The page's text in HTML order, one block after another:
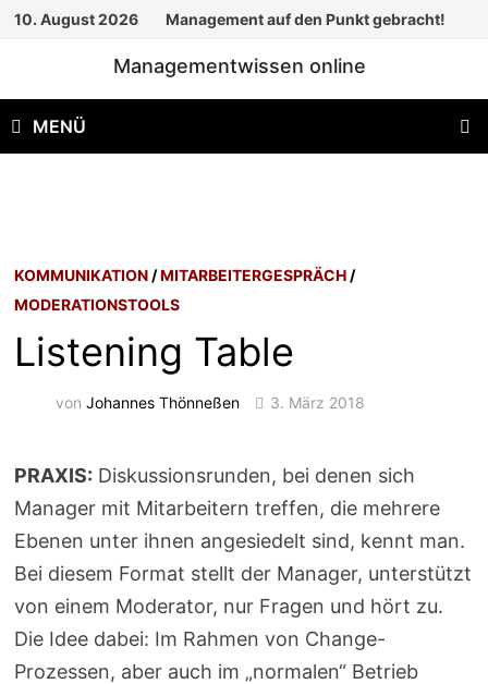
Zum10. August 2026 Management auf den Punkt gebracht!
Managementwissen online
MENÜ
KOMMUNIKATION /MITARBEITERGESPRÄCH /
MODERATIONSTOOLS
Listening Table
vonJohannes Thönneßen 3. März 2018
PRAXIS: Diskussionsrunden, bei denen sich
Manager mit Mitarbeitern treffen, die mehrere
Ebenen unter ihnen angesiedelt sind, kennt man.
Bei diesem Format stellt der Manager, unterstützt
von einem Moderator, nur Fragen und hört zu.
Die Idee dabei: Im Rahmen von Change-
Prozessen, aber auch im „normalen“ Betrieb